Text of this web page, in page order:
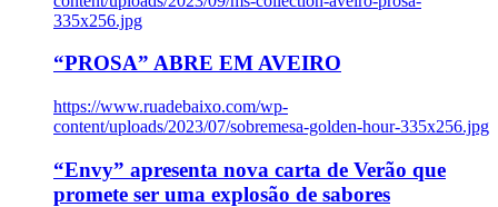
335x256.jpg
“PROSA” ABRE EM AVEIRO
https://www.ruadebaixo.com/wp-
content/uploads/2023/07/sobremesa-golden-hour-335x256.jpg
“Envy” apresenta nova carta de Verão que
promete ser uma explosão de sabores